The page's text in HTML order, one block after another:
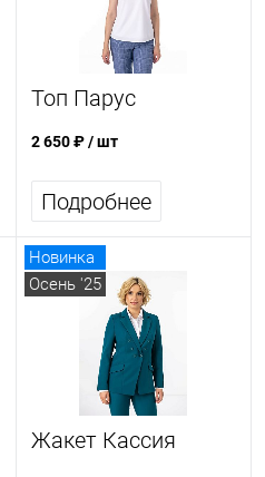
Топ Парус
2 650 ₽/ шт
Подробнее
Новинка
Осень '25
Жакет Кассия